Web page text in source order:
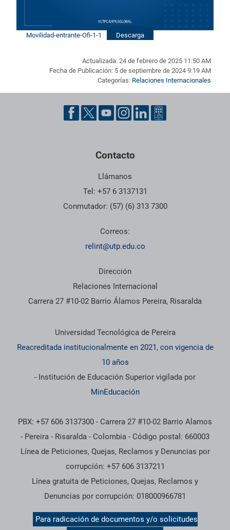
Movilidad-entrante-Ofi-1-1 Descarga
Actualizada: 24 de febrero de 2025 11:50 AM
Fecha de Publicación: 5 de septiembre de 2024 9:19 AM
Categorías: Relaciones Internacionales
Pie de página con información de contacto, redes sociales y
Contacto
Llámanos
Tel: +57 6 3137131
Conmutador: (57) (6) 313 7300
Correos:
relint@utp.edu.co
Dirección
Relaciones Internacional
Carrera 27 #10-02 Barrio Álamos Pereira, Risaralda
Información institucional
Universidad Tecnológica de Pereira
Reacreditada institucionalmente en 2021, con vigencia de
10 años
- Institución de Educación Superior vigilada por
MinEducación
PBX: +57 606 3137300 - Carrera 27 #10-02 Barrio Alamos
- Pereira - Risaralda - Colombia - Código postal: 660003
Línea de Peticiones, Quejas, Reclamos y Denuncias por
corrupción: +57 606 3137211
Línea gratuita de Peticiones, Quejas, Reclamos y
Denuncias por corrupción: 018000966781
Para radicación de documentos y/o solicitudes